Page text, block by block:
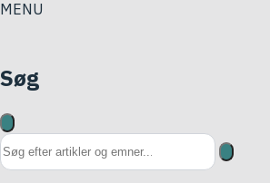
MENU
Søg
Søg på hjemmesiden